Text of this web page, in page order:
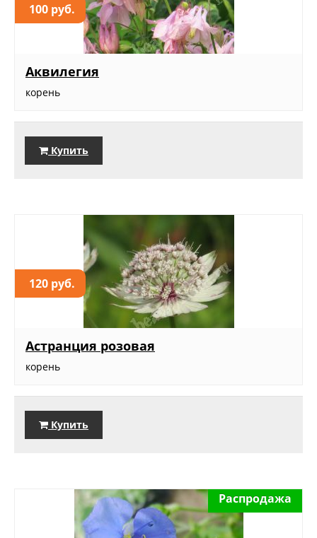
100 руб.
Аквилегия
корень
Купить
120 руб.
Астранция розовая
корень
Купить
Распродажа